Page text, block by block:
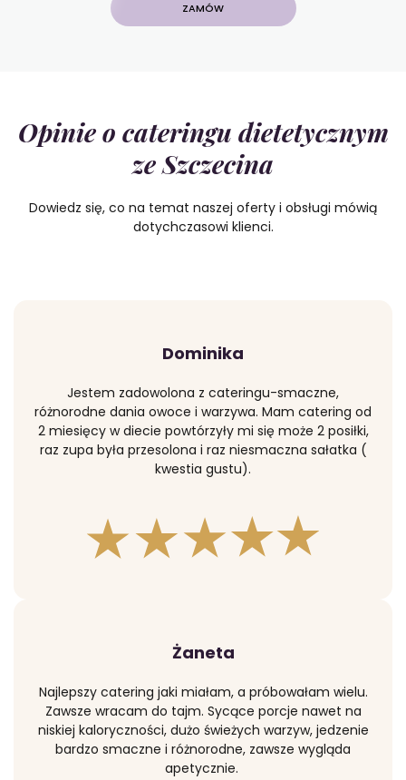
ZAMÓW
Opinie o cateringu dietetycznym
ze Szczecina
Dowiedz się, co na temat naszej oferty i obsługi mówią
dotychczasowi klienci.
Dominika
Jestem zadowolona z cateringu-smaczne,
różnorodne dania owoce i warzywa. Mam catering od
2 miesięcy w diecie powtórzyły mi się może 2 posiłki,
raz zupa była przesolona i raz niesmaczna sałatka (
kwestia gustu).
Żaneta
Najlepszy catering jaki miałam, a próbowałam wielu.
Zawsze wracam do tajm. Sycące porcje nawet na
niskiej kaloryczności, dużo świeżych warzyw, jedzenie
bardzo smaczne i różnorodne, zawsze wygląda
apetycznie.